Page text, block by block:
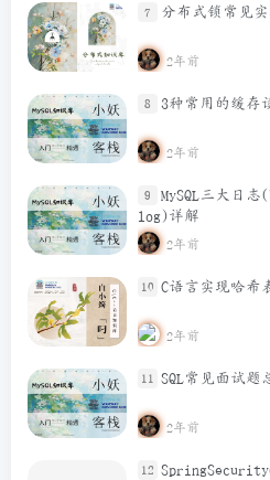
7 分布式锁常见
2年前
8 3种常用的缓存
2年前
9
MySQL三大日
log)详解
2年前
10 C语言实现哈希
2年前
11 SQL常见面试题
2年前
12